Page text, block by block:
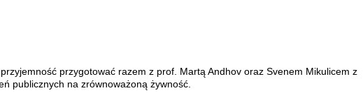
przygotować razem z prof. Martą Andhov oraz Svenem Mikulicem z
publicznych na zrównoważoną żywność.